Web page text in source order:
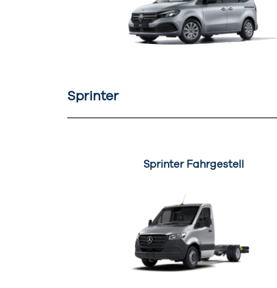
Sprinter
Sprinter Fahrgestell